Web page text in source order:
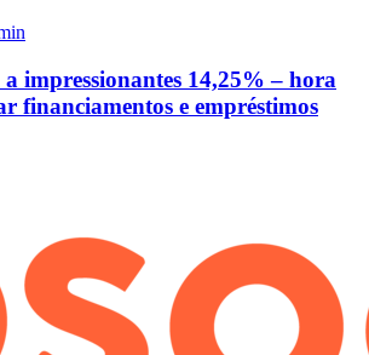
a impressionantes 14,25% – hora
financiamentos e empréstimos